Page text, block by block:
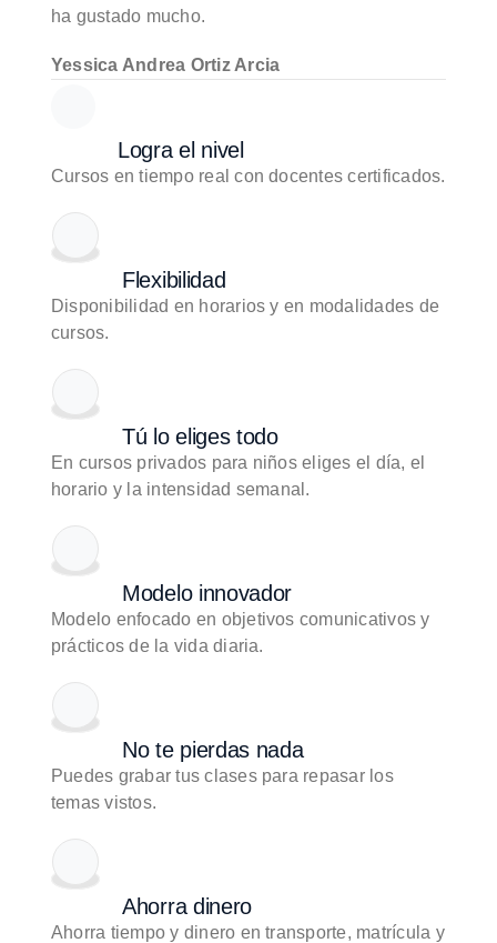
ha gustado mucho.
Yessica Andrea Ortiz Arcia
Logra el nivel
Cursos en tiempo real con docentes certificados.
Flexibilidad
Disponibilidad en horarios y en modalidades de
cursos.
Tú lo eliges todo
En cursos privados para niños eliges el día, el
horario y la intensidad semanal.
Modelo innovador
Modelo enfocado en objetivos comunicativos y
prácticos de la vida diaria.
No te pierdas nada
Puedes grabar tus clases para repasar los
temas vistos.
Ahorra dinero
Ahorra tiempo y dinero en transporte, matrícula y